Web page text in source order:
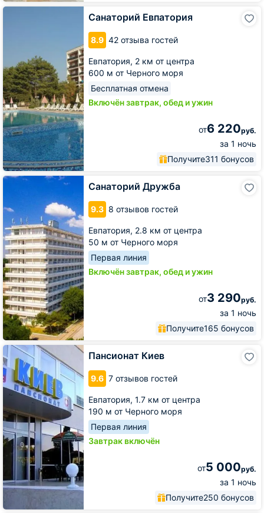
Санаторий Евпатория
8.9 42 отзыва гостей
Евпатория, 2 км от центра
600 м от Черного моря
Бесплатная отмена
Включён завтрак, обед и ужин
от6 220руб.
за 1 ночь
Получите311 бонусов
Санаторий
Санаторий Дружба
9.3 8 отзывов гостей
Евпатория, 2.8 км от центра
50 м от Черного моря
Первая линия
Включён завтрак, обед и ужин
от3 290руб.
за 1 ночь
Получите165 бонусов
Санаторий
Пансионат Киев
9.6 7 отзывов гостей
Евпатория, 1.7 км от центра
190 м от Черного моря
Первая линия
Завтрак включён
от5 000руб.
за 1 ночь
Получите250 бонусов
Пансионат
Киев